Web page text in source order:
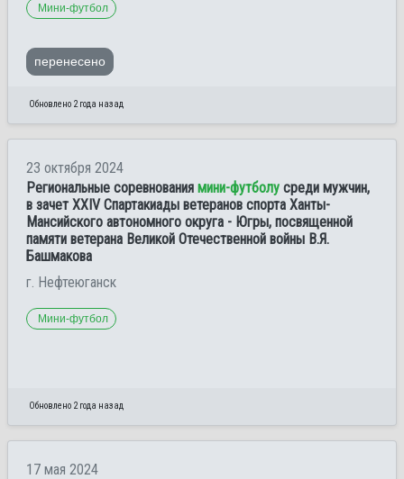
Мини-футбол
перенесено
Обновлено 2 года назад
23 октября 2024
Региональные соревнования мини-футболу среди мужчин,
в зачет XXIV Спартакиады ветеранов спорта Ханты-
Мансийского автономного округа - Югры, посвященной
памяти ветерана Великой Отечественной войны В.Я.
Башмакова
г. Нефтеюганск
Мини-футбол
Обновлено 2 года назад
17 мая 2024